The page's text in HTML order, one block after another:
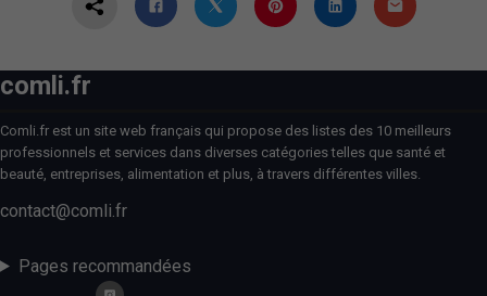
comli.fr
Comli.fr est un site web français qui propose des listes des 10 meilleurs
professionnels et services dans diverses catégories telles que santé et
beauté, entreprises, alimentation et plus, à travers différentes villes.
contact@comli.fr
Pages recommandées